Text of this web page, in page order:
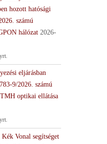
hozott hatósági
számú
hálózat 2026-
eljárásban
9/2026. számú
optikai ellátása
Vonal segítséget